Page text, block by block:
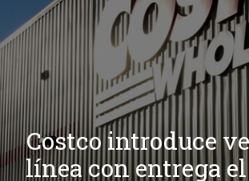
Costco introduce
línea con entrega